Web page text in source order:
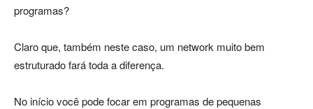
programas?
Claro que, também neste caso, um network muito bem
estruturado fará toda a diferença.
No início você pode focar em programas de pequenas